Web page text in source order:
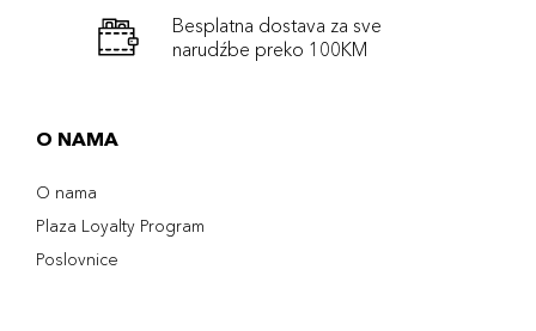
Besplatna dostava za sve
narudźbe preko 100KM
O NAMA
O nama
Plaza Loyalty Program
Poslovnice